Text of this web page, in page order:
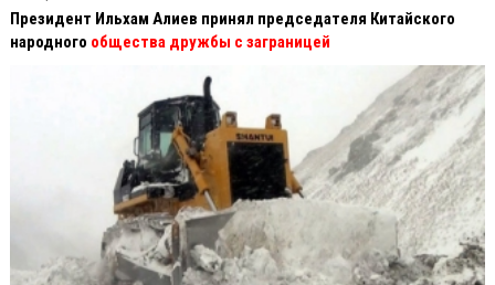
Президент Ильхам Алиев принял председателя Китайского
народного общества дружбы с заграницей